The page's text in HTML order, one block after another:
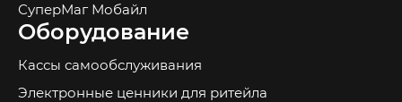
СуперМаг Мобайл
Оборудование
Кассы самообслуживания
Электронные ценники для ритейла